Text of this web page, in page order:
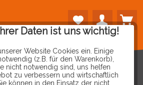
Daten ist uns wichtig!
Website Cookies ein. Einige
(z.B. für den Warenkorb),
nicht notwendig sind, uns helfen
zu verbessern und wirtschaftlich
können in den Einsatz der nicht